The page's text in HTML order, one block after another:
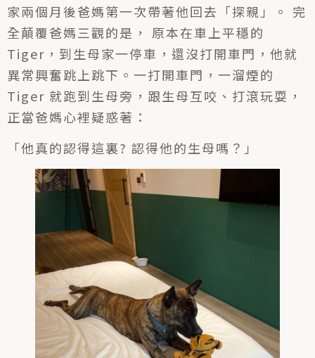
家兩個月後爸媽第一次帶著他回去「探親」。 完
全顛覆爸媽三觀的是， 原本在車上平穩的
Tiger，到生母家一停車，還沒打開車門，他就
異常興奮跳上跳下。一打開車門，一溜煙的
Tiger 就跑到生母旁，跟生母互咬、打滾玩耍，
正當爸媽心裡疑惑著：
「他真的認得這裏? 認得他的生母嗎？」